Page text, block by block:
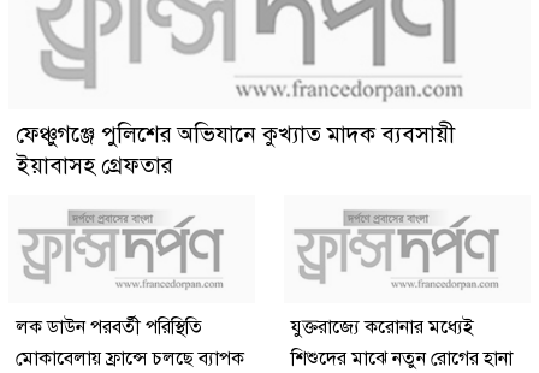
ফেঞ্চুগঞ্জে পুলিশের অভিযানে কুখ্যাত মাদক ব্যবসায়ী
ইয়াবাসহ গ্রেফতার
লক ডাউন পরবর্তী পরিস্থিতি
মোকাবেলায় ফ্রান্সে চলছে ব্যাপক
যুক্তরাজ্যে করোনার মধ্যেই
শিশুদের মাঝে নতুন রোগের হানা